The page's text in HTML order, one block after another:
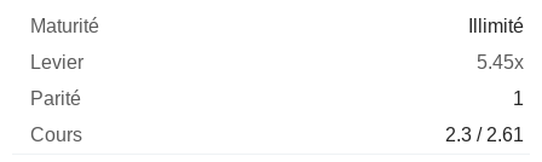
Illimité
5.45x
1
2.3 / 2.61